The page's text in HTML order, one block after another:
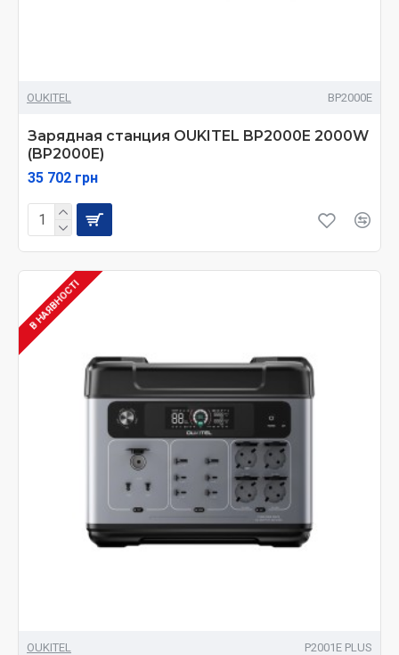
OUKITEL BP2000E
Зарядная станция OUKITEL BP2000E 2000W
(BP2000E)
35 702 грн
В НАЯВНОСТІ
OUKITEL P2001E PLUS